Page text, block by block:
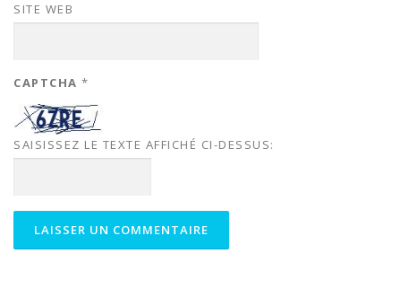
SITE WEB
CAPTCHA *
SAISISSEZ LE TEXTE AFFICHÉ CI-DESSUS: